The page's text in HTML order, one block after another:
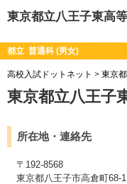
東京都立八王子東高
都立 普通科 (男女)
高校入試ドットネット > 東京都
東京都立八王子
所在地・連絡先
〒192-8568
東京都八王子市高倉町68-1